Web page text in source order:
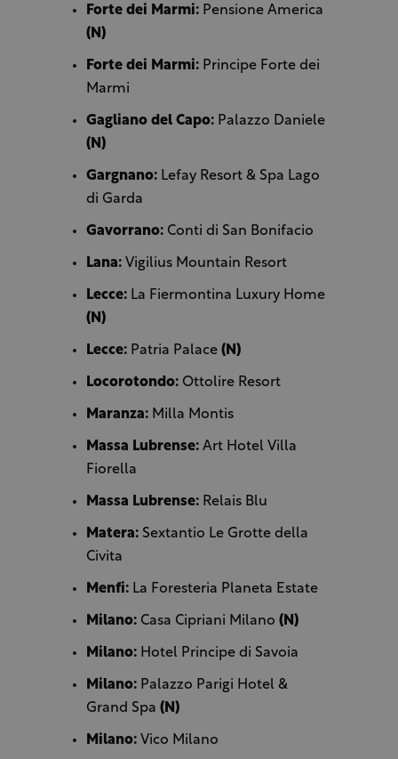
Forte dei Marmi:Pensione America
(N)
Forte dei Marmi:Principe Forte dei
Marmi
Gagliano del Capo:Palazzo Daniele
(N)
Gargnano:Lefay Resort & Spa Lago
di Garda
Gavorrano:Conti di San Bonifacio
Lana:Vigilius Mountain Resort
Lecce:La Fiermontina Luxury Home
(N)
Lecce:Patria Palace (N)
Locorotondo:Ottolire Resort
Maranza:Milla Montis
Massa Lubrense:Art Hotel Villa
Fiorella
Massa Lubrense:Relais Blu
Matera:Sextantio Le Grotte della
Civita
Menfi:La Foresteria Planeta Estate
Milano:Casa Cipriani Milano (N)
Milano:Hotel Principe di Savoia
Milano:Palazzo Parigi Hotel &
Grand Spa (N)
Milano:Vico Milano